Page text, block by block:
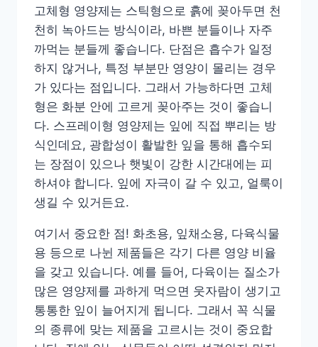
고체형 영양제는 스틱형으로 흙에 꽂아두면 천
천히 녹아드는 방식이라, 바쁜 분들이나 자주
까먹는 분들께 좋습니다. 단점은 흡수가 일정
하지 않거나, 특정 부분만 영양이 몰리는 경우
가 있다는 점입니다. 그래서 가능하다면 고체
형은 화분 안에 고르게 꽂아주는 것이 좋습니
다. 스프레이형 영양제는 잎에 직접 뿌리는 방
식인데요, 광합성이 활발한 잎을 통해 흡수되
는 장점이 있으나 햇빛이 강한 시간대에는 피
하셔야 합니다. 잎에 자극이 갈 수 있고, 얼룩이
생길 수 있거든요.
여기서 중요한 점! 화초용, 잎채소용, 다육식물
용 등으로 나뉜 제품들은 각기 다른 영양 비율
을 갖고 있습니다. 예를 들어, 다육이는 질소가
많은 영양제를 과하게 먹으면 웃자람이 생기고
통통한 잎이 늘어지게 됩니다. 그래서 꼭 식물
의 종류에 맞는 제품을 고르시는 것이 중요합